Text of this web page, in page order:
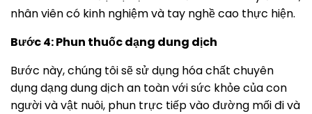
nhân viên có kinh nghiệm và tay nghề cao thực hiện.
Bước 4: Phun thuốc dạng dung dịch
Bước này, chúng tôi sẽ sử dụng hóa chất chuyên
dụng dạng dung dịch an toàn với sức khỏe của con
người và vật nuôi, phun trực tiếp vào đường mối đi và